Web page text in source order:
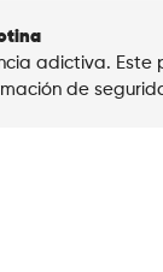
adictiva.
de